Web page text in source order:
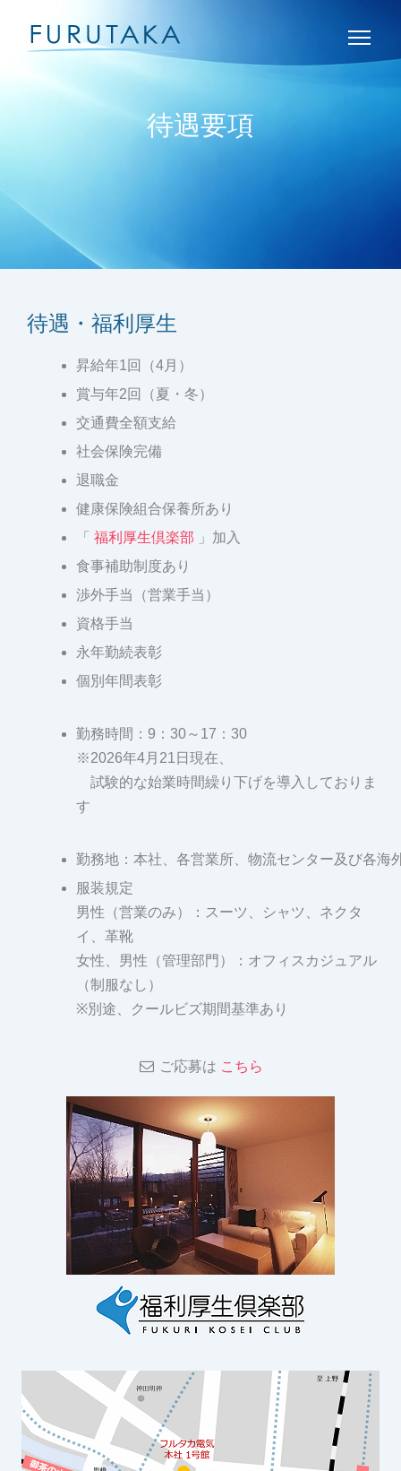
待遇要項
待遇・福利厚生
昇給年1回（4月）
賞与年2回（夏・冬）
交通費全額支給
社会保険完備
退職金
健康保険組合保養所あり
「 福利厚生倶楽部 」加入
食事補助制度あり
渉外手当（営業手当）
資格手当
永年勤続表彰
個別年間表彰
勤務時間：9：30～17：30
※2026年4月21日現在、
試験的な始業時間繰り下げを導入しておりま
す
勤務地：本社、各営業所、物流センター及び各海
服装規定
男性（営業のみ）：スーツ、シャツ、ネクタ
イ、革靴
女性、男性（管理部門）：オフィスカジュアル
（制服なし）
※別途、クールビズ期間基準あり
ご応募は こちら